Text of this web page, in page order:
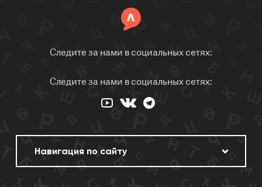
Следите за нами в социальных сетях:
Следите за нами в социальных сетях: